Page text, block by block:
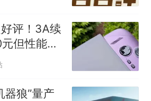
评！3A续
但性能极
器狼”量产